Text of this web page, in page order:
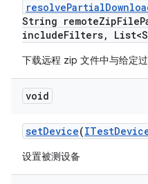
resolvePartial
String remoteZipFile
includeFilters,
下载远程 zip 文件中与给定过
void
setDevice(ITest
设置被测设备